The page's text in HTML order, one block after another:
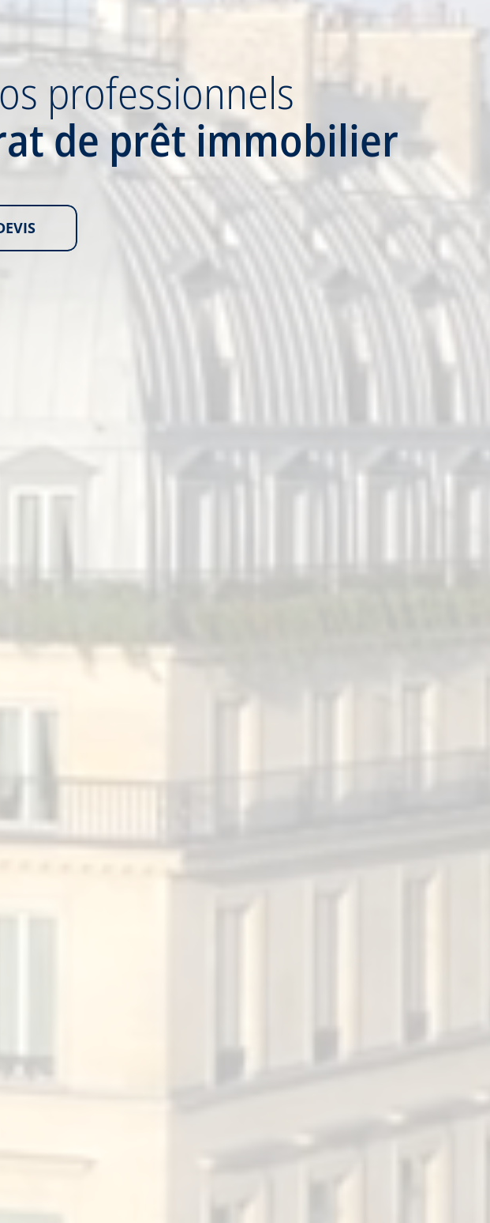
professionnels
de prêt immobilier